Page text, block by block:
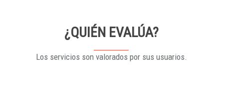
¿QUIÉN EVALÚA?
Los servicios son valorados por sus usuarios.